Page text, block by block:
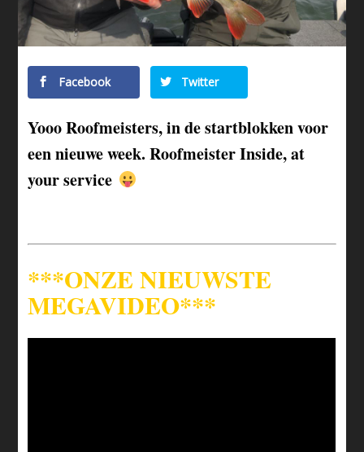
Facebook Twitter
Yooo Roofmeisters, in de startblokken voor
een nieuwe week. Roofmeister Inside, at
your service
***ONZE NIEUWSTE
MEGAVIDEO***